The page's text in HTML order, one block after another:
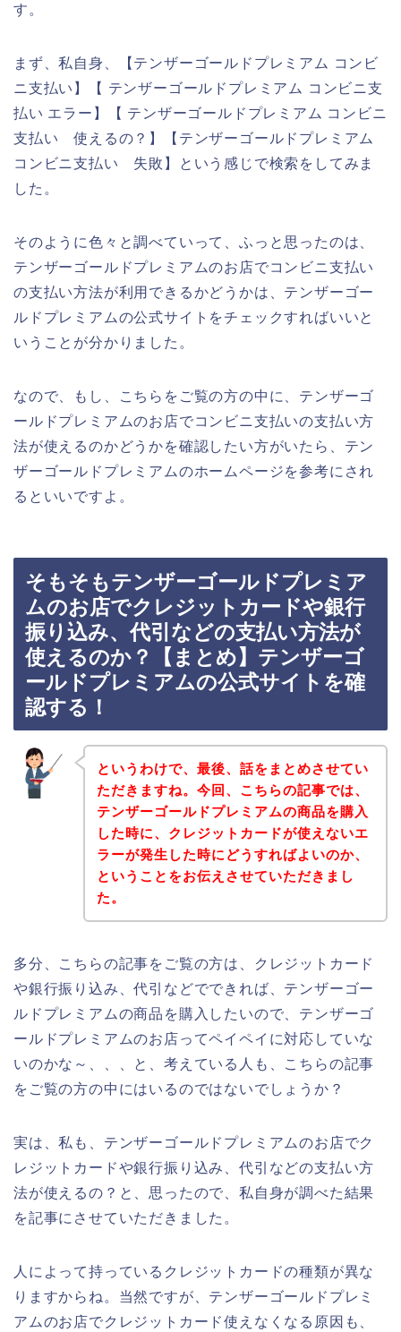
す。
まず、私自身、【テンザーゴールドプレミアム コンビ
ニ支払い】【 テンザーゴールドプレミアム コンビニ支
払い エラー】【 テンザーゴールドプレミアム コンビニ
支払い 使えるの？】【テンザーゴールドプレミアム
コンビニ支払い 失敗】という感じで検索をしてみま
した。
そのように色々と調べていって、ふっと思ったのは、
テンザーゴールドプレミアムのお店でコンビニ支払い
の支払い方法が利用できるかどうかは、テンザーゴー
ルドプレミアムの公式サイトをチェックすればいいと
いうことが分かりました。
なので、もし、こちらをご覧の方の中に、テンザーゴ
ールドプレミアムのお店でコンビニ支払いの支払い方
法が使えるのかどうかを確認したい方がいたら、テン
ザーゴールドプレミアムのホームページを参考にされ
るといいですよ。
そもそもテンザーゴールドプレミア
ムのお店でクレジットカードや銀行
振り込み、代引などの支払い方法が
使えるのか？【まとめ】テンザーゴ
ールドプレミアムの公式サイトを確
認する！
というわけで、最後、話をまとめさせてい
ただきますね。今回、こちらの記事では、
テンザーゴールドプレミアムの商品を購入
した時に、クレジットカードが使えないエ
ラーが発生した時にどうすればよいのか、
ということをお伝えさせていただきまし
た。
多分、こちらの記事をご覧の方は、クレジットカード
や銀行振り込み、代引などでできれば、テンザーゴー
ルドプレミアムの商品を購入したいので、テンザーゴ
ールドプレミアムのお店ってペイペイに対応していな
いのかな～、、、と、考えている人も、こちらの記事
をご覧の方の中にはいるのではないでしょうか？
実は、私も、テンザーゴールドプレミアムのお店でク
レジットカードや銀行振り込み、代引などの支払い方
法が使えるの？と、思ったので、私自身が調べた結果
を記事にさせていただきました。
人によって持っているクレジットカードの種類が異な
りますからね。当然ですが、テンザーゴールドプレミ
アムのお店でクレジットカード使えなくなる原因も、